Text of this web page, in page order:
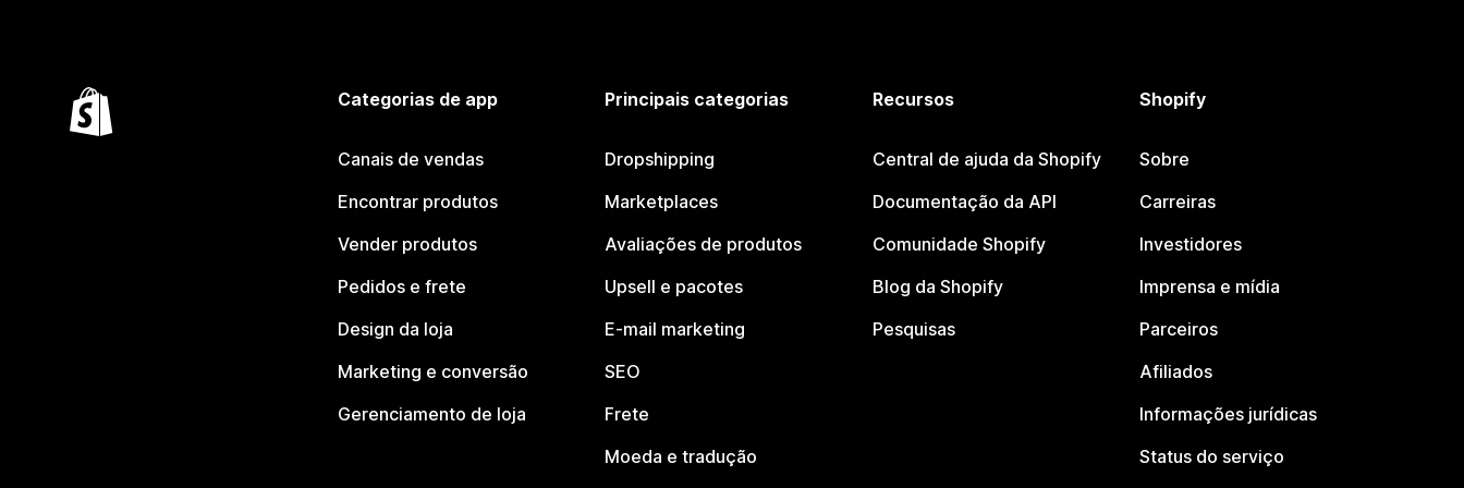
Categorias de app
Canais de vendas
Encontrar produtos
Vender produtos
Pedidos e frete
Design da loja
Marketing e conversão
Gerenciamento de loja
Principais categorias
Dropshipping
Marketplaces
Avaliações de produtos
Upsell e pacotes
E-mail marketing
SEO
Frete
Moeda e tradução
Recursos
Central de ajuda da Shopify
Documentação da API
Comunidade Shopify
Blog da Shopify
Pesquisas
Shopify
Sobre
Carreiras
Investidores
Imprensa e mídia
Parceiros
Afiliados
Informações jurídicas
Status do serviço